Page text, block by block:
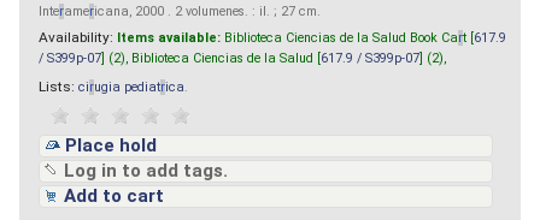
Interamericana, 2000 . 2 volumenes. : il. ; 27 cm.
Availability: Items available: Biblioteca Ciencias de la Salud Book Cart [ 617.9
/ S399p-07 ] (2), Biblioteca Ciencias de la Salud [ 617.9 / S399p-07 ] (2),
Lists: cirugia pediatrica
Place hold
Log in to add tags.
Add to cart